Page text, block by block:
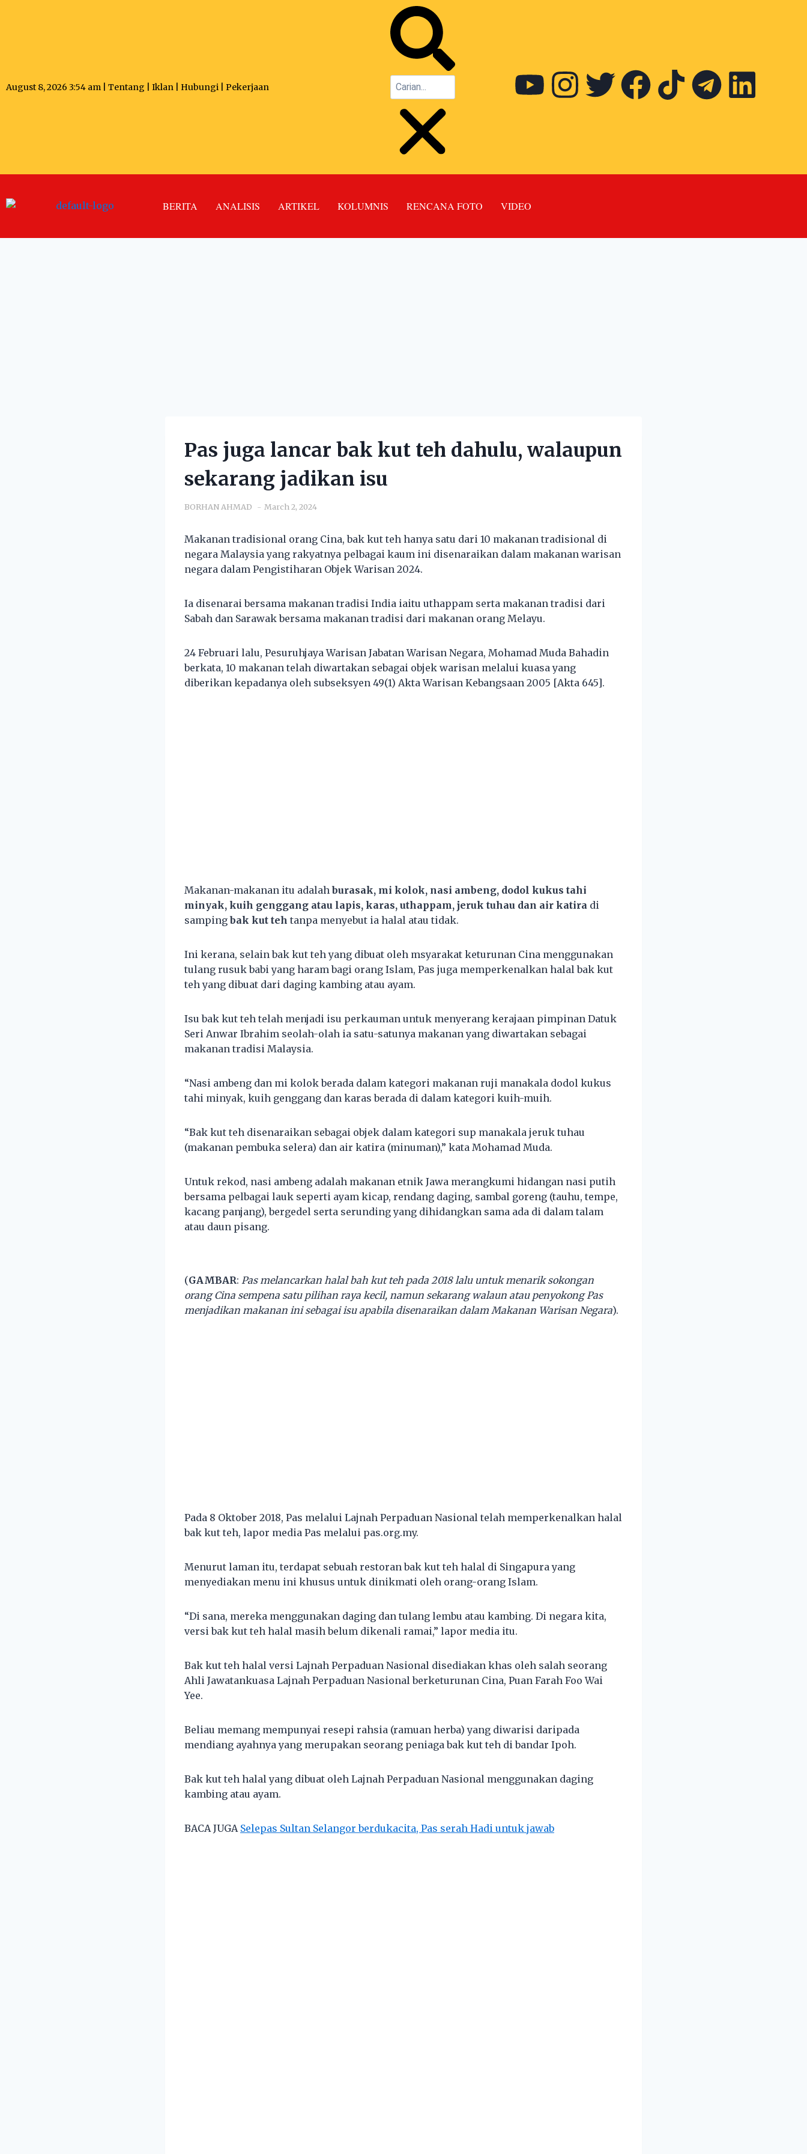
August 8, 2026 3:54 am | Tentang Iklan Hubungi Pekerjaan
BERITA ANALISIS ARTIKEL KOLUMNIS RENCANA FOTO VIDEO
Pas juga lancar bak kut teh dahulu, walaupun
sekarang jadikan isu
BORHAN AHMAD March 2, 2024
Makanan tradisional orang Cina, bak kut teh hanya satu dari 10 makanan tradisional di
negara Malaysia yang rakyatnya pelbagai kaum ini disenaraikan dalam makanan warisan
negara dalam Pengistiharan Objek Warisan 2024.
Ia disenarai bersama makanan tradisi India iaitu uthappam serta makanan tradisi dari
Sabah dan Sarawak bersama makanan tradisi dari makanan orang Melayu.
24 Februari lalu, Pesuruhjaya Warisan Jabatan Warisan Negara, Mohamad Muda Bahadin
berkata, 10 makanan telah diwartakan sebagai objek warisan melalui kuasa yang
diberikan kepadanya oleh subseksyen 49(1) Akta Warisan Kebangsaan 2005 [Akta 645].
Makanan-makanan itu adalahburasak, mi kolok, nasi ambeng, dodol kukus tahi
minyak, kuih genggang atau lapis, karas, uthappam, jeruk tuhau dan air katira di
sampingbak kut teh tanpa menyebut ia halal atau tidak.
Ini kerana, selain bak kut teh yang dibuat oleh msyarakat keturunan Cina menggunakan
tulang rusuk babi yang haram bagi orang Islam, Pas juga memperkenalkan halal bak kut
teh yang dibuat dari daging kambing atau ayam.
Isu bak kut teh telah menjadi isu perkauman untuk menyerang kerajaan pimpinan Datuk
Seri Anwar Ibrahim seolah-olah ia satu-satunya makanan yang diwartakan sebagai
makanan tradisi Malaysia.
“Nasi ambeng dan mi kolok berada dalam kategori makanan ruji manakala dodol kukus
tahi minyak, kuih genggang dan karas berada di dalam kategori kuih-muih.
“Bak kut teh disenaraikan sebagai objek dalam kategori sup manakala jeruk tuhau
(makanan pembuka selera) dan air katira (minuman),” kata Mohamad Muda.
Untuk rekod, nasi ambeng adalah makanan etnik Jawa merangkumi hidangan nasi putih
bersama pelbagai lauk seperti ayam kicap, rendang daging, sambal goreng (tauhu, tempe,
kacang panjang), bergedel serta serunding yang dihidangkan sama ada di dalam talam
atau daun pisang.
(GAMBAR: Pas melancarkan halal bah kut teh pada 2018 lalu untuk menarik sokongan
orang Cina sempena satu pilihan raya kecil, namun sekarang walaun atau penyokong Pas
menjadikan makanan ini sebagai isu apabila disenaraikan dalam Makanan Warisan Negara).
Pada 8 Oktober 2018, Pas melalui Lajnah Perpaduan Nasional telah memperkenalkan halal
bak kut teh, lapor media Pas melalui pas.org.my.
Menurut laman itu, terdapat sebuah restoran bak kut teh halal di Singapura yang
menyediakan menu ini khusus untuk dinikmati oleh orang-orang Islam.
“Di sana, mereka menggunakan daging dan tulang lembu atau kambing. Di negara kita,
versi bak kut teh halal masih belum dikenali ramai,” lapor media itu.
Bak kut teh halal versi Lajnah Perpaduan Nasional disediakan khas oleh salah seorang
Ahli Jawatankuasa Lajnah Perpaduan Nasional berketurunan Cina, Puan Farah Foo Wai
Yee.
Beliau memang mempunyai resepi rahsia (ramuan herba) yang diwarisi daripada
mendiang ayahnya yang merupakan seorang peniaga bak kut teh di bandar Ipoh.
Bak kut teh halal yang dibuat oleh Lajnah Perpaduan Nasional menggunakan daging
kambing atau ayam.
BACA JUGA Selepas Sultan Selangor berdukacita, Pas serah Hadi untuk jawab